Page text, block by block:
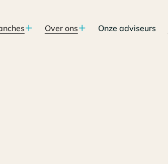
Onze adviseurs
Over ons